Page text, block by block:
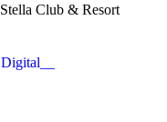
Club & Resort